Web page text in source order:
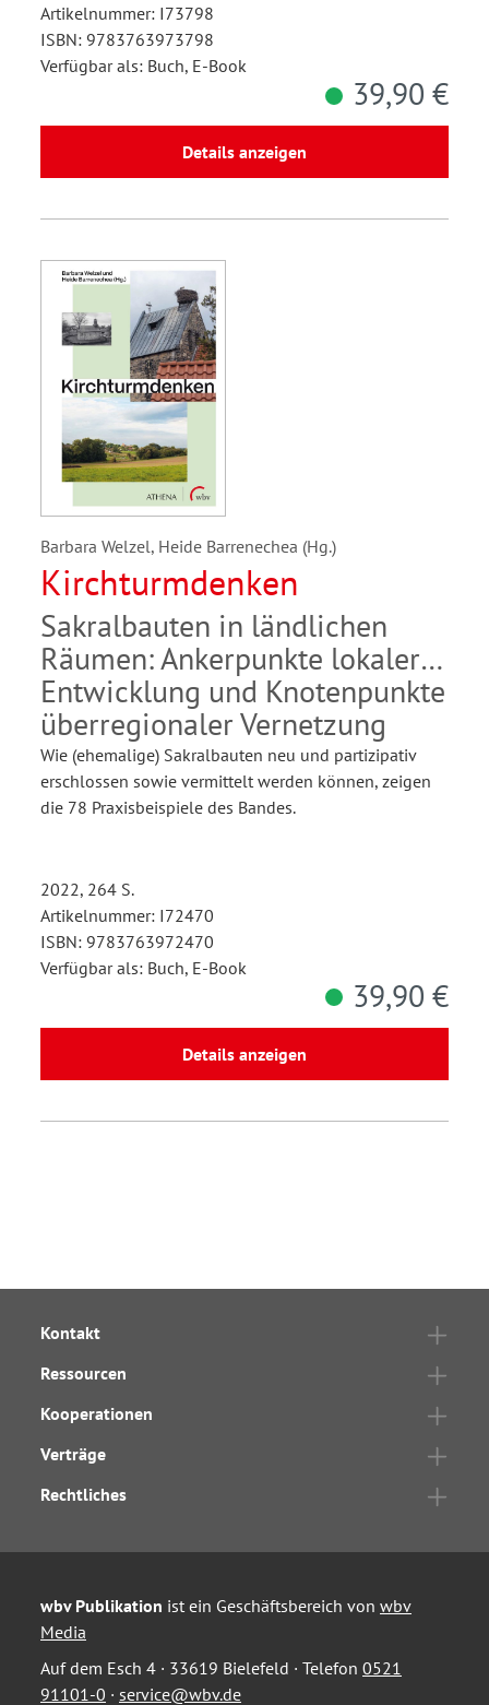
Artikelnummer: I73798
ISBN: 9783763973798
Verfügbar als: Buch, E-Book
39,90 €
Details anzeigen
Barbara Welzel, Heide Barrenechea (Hg.)
Kirchturmdenken
Sakralbauten in ländlichen
Räumen: Ankerpunkte lokaler
Entwicklung und Knotenpunkte
überregionaler Vernetzung
Wie (ehemalige) Sakralbauten neu und partizipativ
erschlossen sowie vermittelt werden können, zeigen
die 78 Praxisbeispiele des Bandes.
2022, 264 S.
Artikelnummer: I72470
ISBN: 9783763972470
Verfügbar als: Buch, E-Book
39,90 €
Details anzeigen
Kontakt
Ressourcen
Kooperationen
Verträge
Rechtliches
wbv Publikation ist ein Geschäftsbereich von wbv
Media
Auf dem Esch 4 · 33619 Bielefeld · Telefon 0521
91101-0 · service@wbv.de